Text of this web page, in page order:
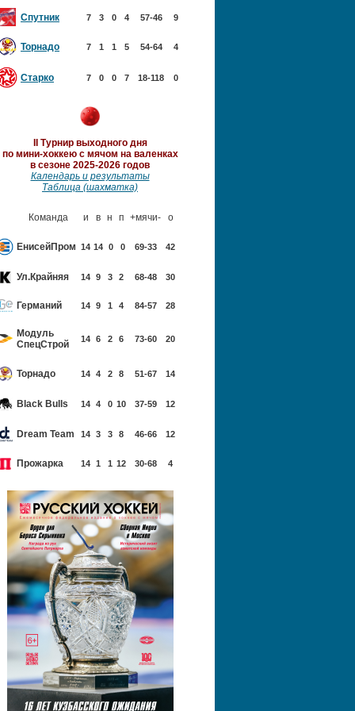
Спутник 7 3 0 4 57-46 9
Торнадо 7 1 1 5 54-64 4
Старко 7 0 0 7 18-118 0
II Турнир выходного дня
по мини-хоккею с мячом на валенках
в сезоне 2025-2026 годов
Календарь и результаты
Таблица (шахматка)
Команда и в н п +мячи- о
ЕнисейПром 14 14 0 0 69-33 42
Ул.Крайняя 14 9 3 2 68-48 30
Германий 14 9 1 4 84-57 28
Модуль
СпецСтрой 14 6 2 6 73-60 20
Торнадо 14 4 2 8 51-67 14
Black Bulls 14 4 0 10 37-59 12
Dream Team 14 3 3 8 46-66 12
Прожарка 14 1 1 12 30-68 4